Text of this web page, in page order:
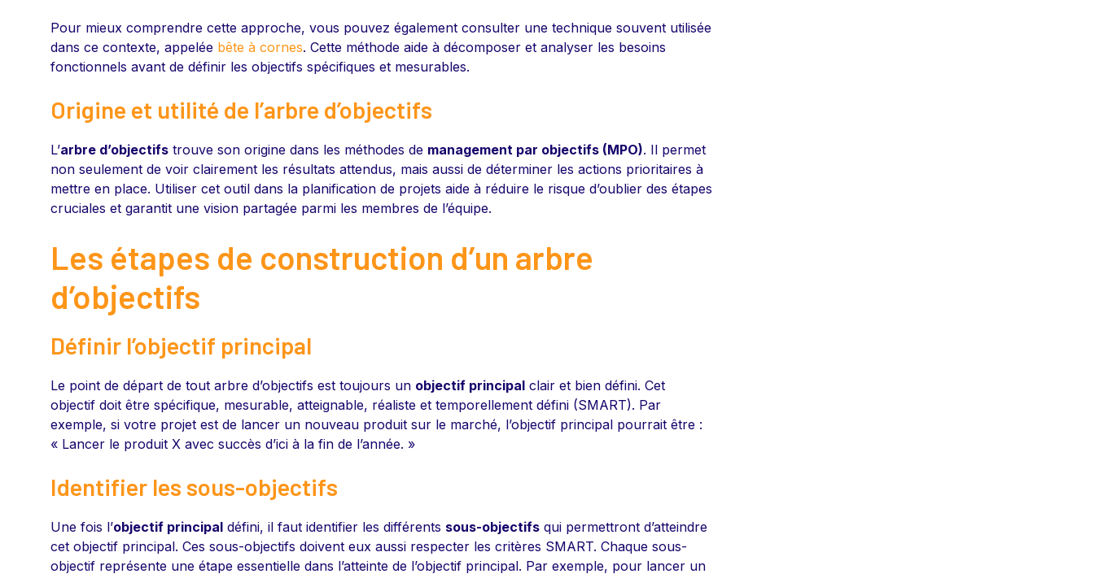
Pour mieux comprendre cette approche, vous pouvez également consulter une technique souvent utilisée
dans ce contexte, appelée bête à cornes. Cette méthode aide à décomposer et analyser les besoins
fonctionnels avant de définir les objectifs spécifiques et mesurables.
Origine et utilité de l’arbre d’objectifs
L’arbre d’objectifs trouve son origine dans les méthodes de management par objectifs (MPO). Il permet
non seulement de voir clairement les résultats attendus, mais aussi de déterminer les actions prioritaires à
mettre en place. Utiliser cet outil dans la planification de projets aide à réduire le risque d’oublier des étapes
cruciales et garantit une vision partagée parmi les membres de l’équipe.
Les étapes de construction d’un arbre
d’objectifs
Définir l’objectif principal
Le point de départ de tout arbre d’objectifs est toujours un objectif principal clair et bien défini. Cet
objectif doit être spécifique, mesurable, atteignable, réaliste et temporellement défini (SMART). Par
exemple, si votre projet est de lancer un nouveau produit sur le marché, l’objectif principal pourrait être :
« Lancer le produit X avec succès d’ici à la fin de l’année. »
Identifier les sous-objectifs
Une fois l’objectif principal défini, il faut identifier les différents sous-objectifs qui permettront d’atteindre
cet objectif principal. Ces sous-objectifs doivent eux aussi respecter les critères SMART. Chaque sous-
objectif représente une étape essentielle dans l’atteinte de l’objectif principal. Par exemple, pour lancer un